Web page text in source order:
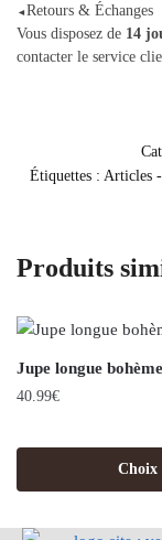
◄Retours & Échanges
Vous disposez de 14
contacter le service
Étiquettes : Articles
Produits
Jupe longue
40.99€
Choix